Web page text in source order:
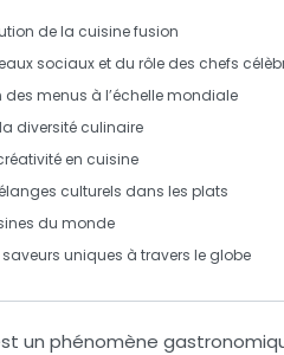
de la cuisine fusion
sociaux et du rôle des chefs
des menus à l’échelle mondiale
diversité culinaire
en cuisine
culturels dans les plats
du monde
saveurs uniques à travers le globe
un phénomène